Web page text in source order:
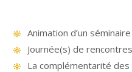
Animation d’un
Journée(s) de
La complémentarité